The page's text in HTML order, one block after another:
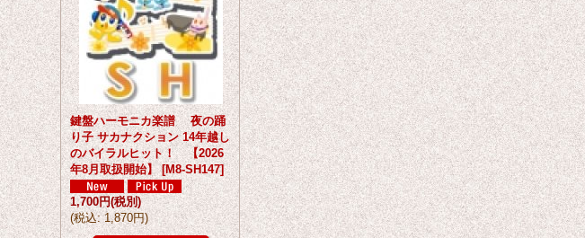
鍵盤ハーモニカ楽譜 夜の踊
り子 サカナクション 14年越し
のバイラルヒット！ 【2026
年8月取扱開始】 [M8-SH147]
1,700円(税別)
(税込: 1,870円)